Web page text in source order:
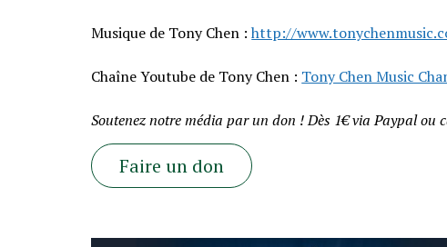
Musique de Tony Chen :http://
Chaîne Youtube de Tony Chen : Tony Chen Music
Soutenez notre média par un don ! Dès 1€ via Paypal ou
Faire un don